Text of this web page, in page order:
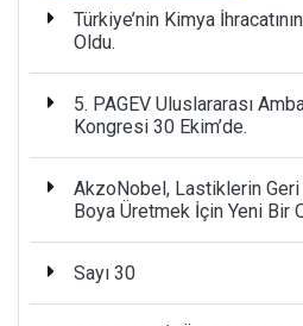
Türkiye’nin Kimya
Oldu.
5. PAGEV Uluslararası
Kongresi 30 Ekim’de.
AkzoNobel, Lastiklerin Geri
Boya Üretmek İçin Yeni Bir
Sayı 30